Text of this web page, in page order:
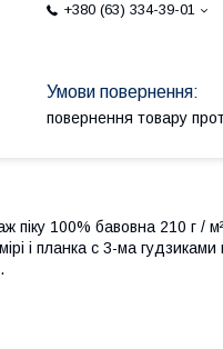
+380 (63) 334-39-01
повернення товару
піку 100% бавовна 210 г /
і планка c 3-ма